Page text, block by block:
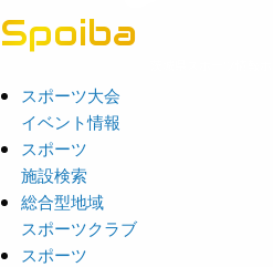
Spoiba
スポーツ大会
イベント情報
スポーツ
施設検索
総合型地域
スポーツクラブ
スポーツ